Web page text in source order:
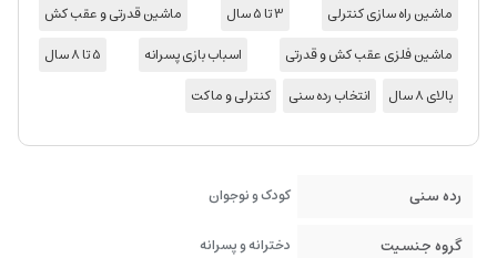
ماشین راه سازی کنترلی
3 تا 5 سال
ماشین قدرتی و عقب کش
ماشین فلزی عقب کش و قدرتی
اسباب بازی پسرانه
5 تا 8 سال
بالای 8 سال
انتخاب رده سنی کنترلی و ماکت
رده سنی کودک و نوجوان
گروه جنسیت دخترانه و پسرانه